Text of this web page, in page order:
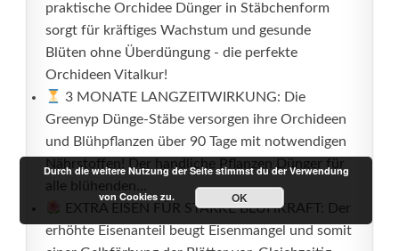
praktische Orchidee Dünger in Stäbchenform
sorgt für kräftiges Wachstum und gesunde
Blüten ohne Überdüngung - die perfekte
Orchideen Vitalkur!
3 MONATE LANGZEITWIRKUNG: Die
Greenyp Dünge-Stäbe versorgen ihre Orchideen
und Blühpflanzen über 90 Tage mit notwendigen
Nährstoffen! Der handliche Pflanzen Dünger für
alle blühenden...
EXTRA EISEN FÜR STARKE BLÜHKRAFT: Der
erhöhte Eisenanteil beugt Eisenmangel und somit
Durch die weitere Nutzung der Seite stimmst du der Verwendung
von Cookies zu.
OK